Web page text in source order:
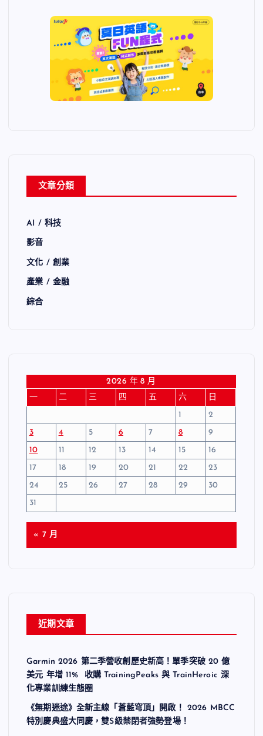
文章分類
AI / 科技
影音
文化 / 創業
產業 / 金融
綜合
2026 年 8 月
一
二 三 四 五 六
日
1
2
3
4 5 6 7 8
9
10
11 12 13 14 15
16
17
18 19 20 21 22
23
24
25 26 27 28 29
30
31
« 7 月
近期文章
Garmin 2026 第二季營收創歷史新高！單季突破 20 億
美元 年增 11% 收購 TrainingPeaks 與 TrainHeroic 深
化專業訓練生態圈
《無期迷途》全新主線「蒼藍穹頂」開啟！ 2026 MBCC
特別慶典盛大同慶，雙S級禁閉者強勢登場！